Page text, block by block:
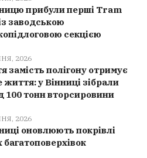
прибули перші Tram
заводською
секцією
2026
замість полігону отримує
життя: у Вінниці зібрали
100 тонн вторсировини
2026
оновлюють покрівлі
багатоповерхівок